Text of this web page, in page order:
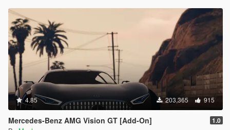
4.85 203,365 915
Mercedes-Benz AMG Vision GT [Add-On] 1.0